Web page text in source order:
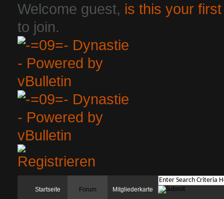
Welcome guest, is this your
to join.
Startseite Forum Mitgliederkarte